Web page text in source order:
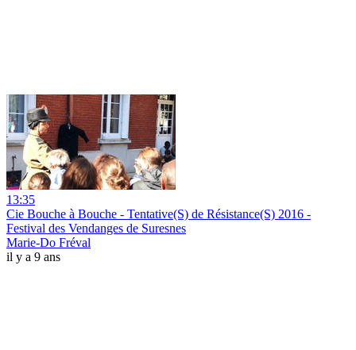
13:35
Cie Bouche à Bouche - Tentative(S) de Résistance(S) 2016 -
Festival des Vendanges de Suresnes
Marie-Do Fréval
il y a 9 ans